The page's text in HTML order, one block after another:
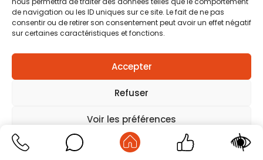
de navigation ou les ID uniques sur ce site. Le fait de ne pas
consentir ou de retirer son consentement peut avoir un effet négatif
sur certaines caractéristiques et fonctions.
Accepter
Refuser
Voir les préférences
Mentions légales